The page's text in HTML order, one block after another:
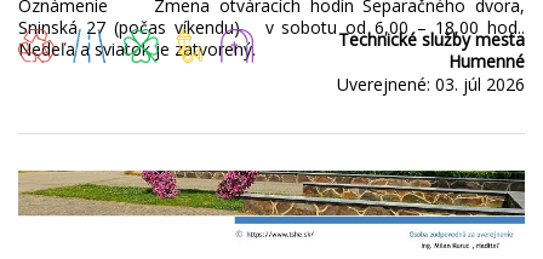
Oznámenie Zmena otváracích hodín Separačného dvora,
Sninská 27 (počas víkendu) v sobotu od 6,00 – 18,00 hod..
Nedeľa a sviatok je zatvorený.
Technické služby mesta
Humenné
Uverejnené: 03. júl 2026